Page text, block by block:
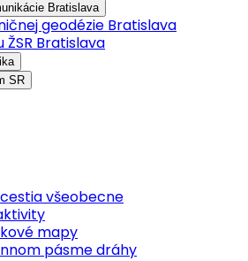
Bratislava
geodézie Bratislava
Bratislava
SR
všeobecne
mapy
pásme dráhy